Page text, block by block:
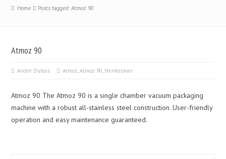
Home Posts tagged: Atmoz 90
Atmoz 90
André Dubois Atmoz,Atmoz 90, Henkelman
Atmoz 90 The Atmoz 90 is a single chamber vacuum packaging
machine with a robust all-stainless steel construction. User-friendly
operation and easy maintenance guaranteed.